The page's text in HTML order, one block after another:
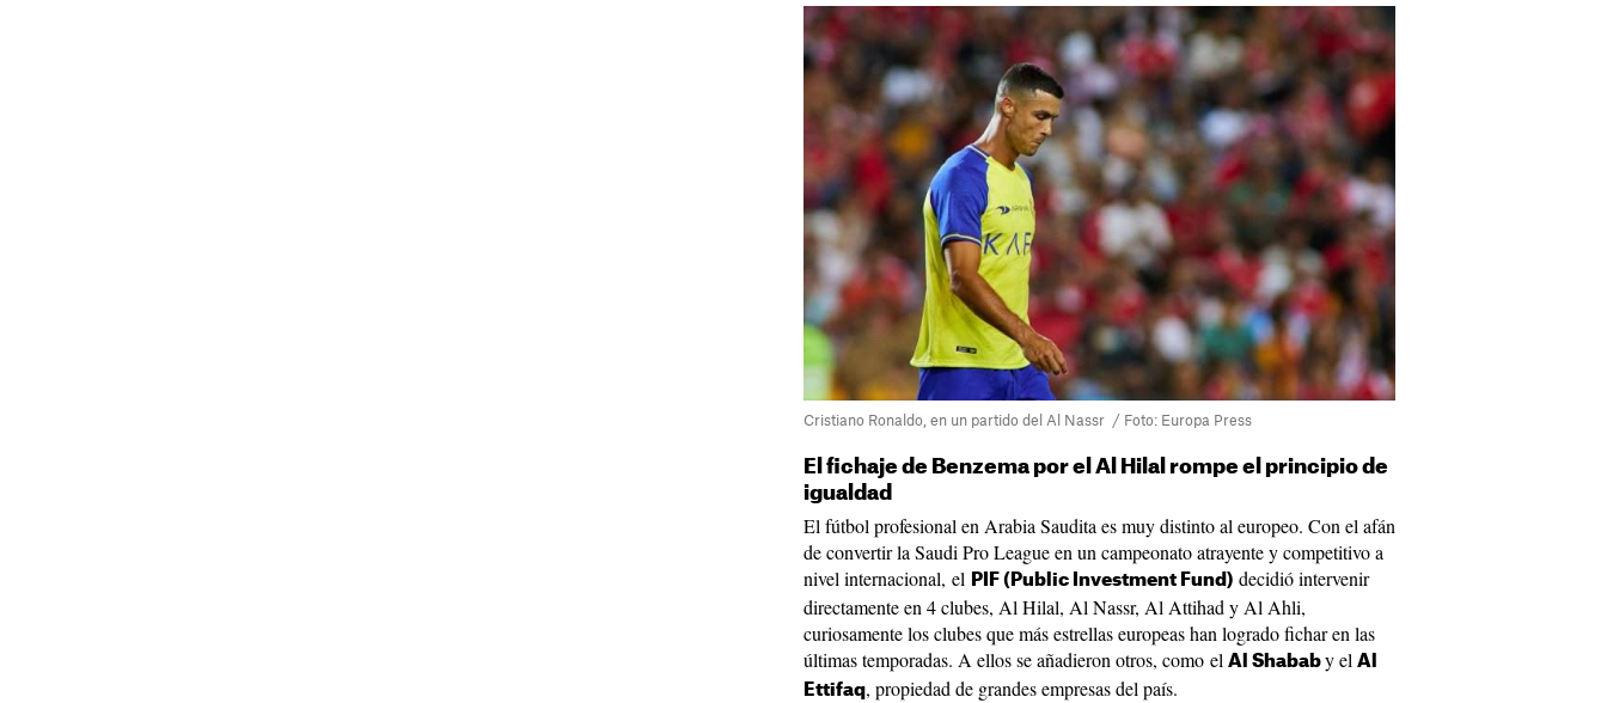
Cristiano Ronaldo, en un partido del Al Nassr / Foto: Europa Press
El fichaje de Benzema por el Al Hilal rompe el principio de
igualdad
El fútbol profesional en Arabia Saudita es muy distinto al europeo. Con el afán
de convertir la Saudi Pro League en un campeonato atrayente y competitivo a
nivel internacional, el
PIF (Public Investment Fund) decidió intervenir
directamente en 4 clubes, Al Hilal, Al Nassr, Al Attihad y Al Ahli,
curiosamente los clubes que más estrellas europeas han logrado fichar en las
últimas temporadas. A ellos se añadieron otros, como el Al Shabab y el Al
Ettifaq, propiedad de grandes empresas del país.